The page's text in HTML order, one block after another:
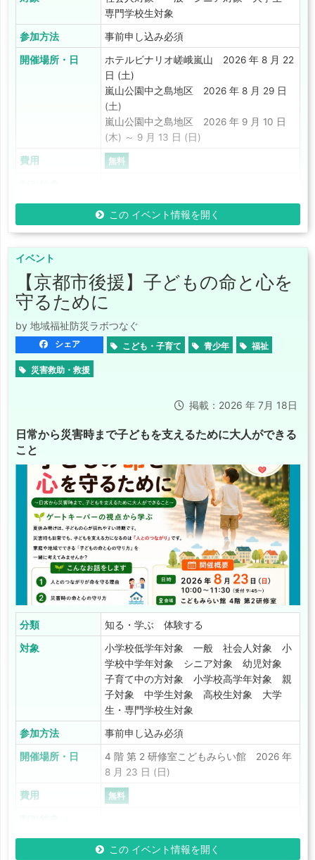
専門学校生対象
参加方法 事前申し込み必須
開催場所・日
ホテルビナリオ嵯峨嵐山 2026 年 8 月 22
日 (土)
嵐山公園中之島地区 2026 年 8 月 29 日
(土)
嵐山公園中之島地区 2026 年 9 月 10 日
(木) ～ 9 月 13 日 (日)
費用 無料
この イベント情報を開く
イベント
【京都市後援】子どもの命と心を
守るために
by 地域福祉防災ラボつなぐ
シェア こども・子育て 青少年 福祉
災害救助・救援
掲載：2026 年 7月 18日
日常から災害時まで子どもを支えるために大人ができる
こと
分類 知る・学ぶ 体験する
対象
小学校低学年対象 一般 社会人対象 小
学校中学年対象 シニア対象 幼児対象
子育て中の方対象 小学校高学年対象 親
子対象 中学生対象 高校生対象 大学
生・専門学校生対象
参加方法 事前申し込み必須
開催場所・日
4 階 第 2 研修室こどもみらい館 2026 年
8 月 23 日 (日)
費用 無料
この イベント情報を開く